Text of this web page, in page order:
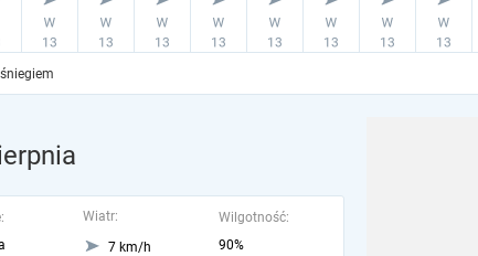
Wiatr:
7 km/h
Wilgotność:
90%